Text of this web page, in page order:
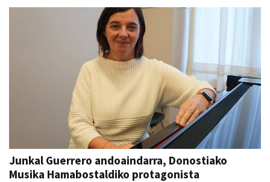
Junkal Guerrero andoaindarra, Donostiako
Musika Hamabostaldiko protagonista